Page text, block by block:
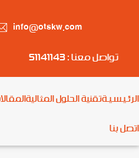
info@otskw.com
تواصل معنا : 51141143
الرئـيـسـيـةتقنية الحلول المثالية
اتصل بنا